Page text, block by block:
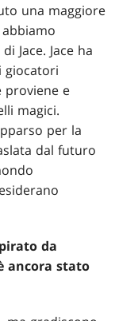
una maggiore
Jace. Jace ha
giocatori
proviene e
magici.
per la
dal futuro
da
ancora stato